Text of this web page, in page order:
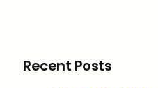
Recent Posts